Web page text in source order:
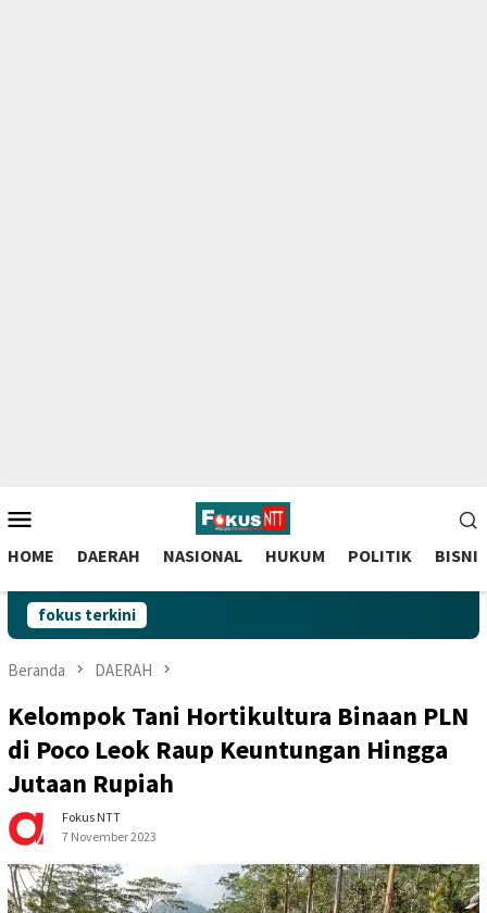
to
contentMobile
HOME DAERAH NASIONAL HUKUM POLITIK BISNIS
fokus terkini
Beranda DAERAH
Kelompok Tani Hortikultura Binaan PLN
di Poco Leok Raup Keuntungan Hingga
Jutaan Rupiah
Fokus NTT
7 November 2023